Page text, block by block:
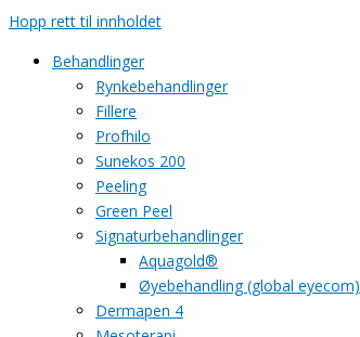
Hopp rett til innholdet
Behandlinger
Rynkebehandlinger
Fillere
Profhilo
Sunekos 200
Peeling
Green Peel
Signaturbehandlinger
Aquagold®
Øyebehandling (global eyecom)
Dermapen 4